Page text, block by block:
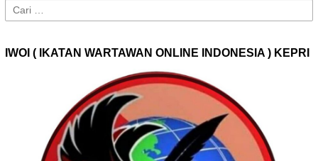
Cari
untuk:
IWOI ( IKATAN WARTAWAN ONLINE INDONESIA ) KEPRI